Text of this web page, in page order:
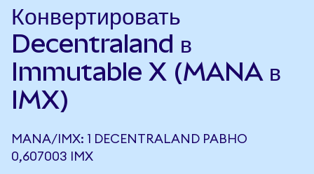
Конвертировать
Decentraland в
Immutable X (MANA в
IMX)
MANA/IMX: 1 DECENTRALAND РАВНО
0,607003 IMX